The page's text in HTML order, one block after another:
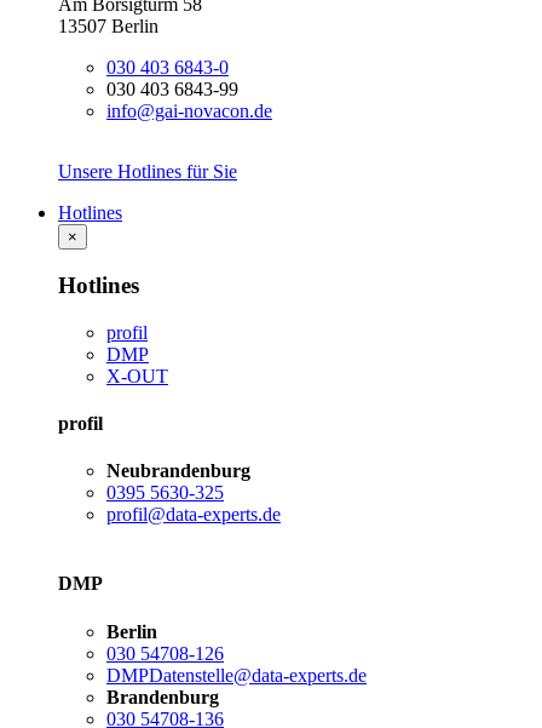
Am Borsigturm 58
13507 Berlin
030 403 6843-0
030 403 6843-99
info@gai-novacon.de
Unsere Hotlines für Sie
Hotlines
×
Hotlines
profil
DMP
X-OUT
profil
Neubrandenburg
0395 5630-325
profil@data-experts.de
DMP
Berlin
030 54708-126
DMPDatenstelle@data-experts.de
Brandenburg
030 54708-136